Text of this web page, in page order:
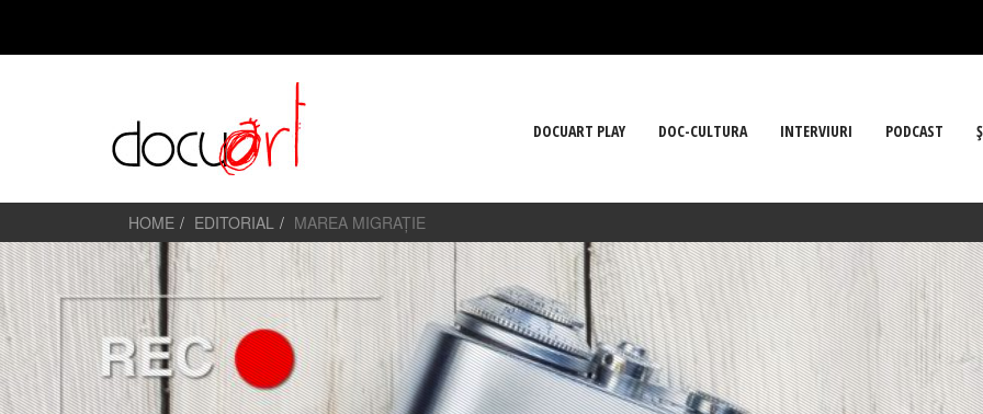
DOCUART PLAY DOC-CULTURA INTERVIURI PODCAST
HOME EDITORIAL MAREA MIGRAȚIE